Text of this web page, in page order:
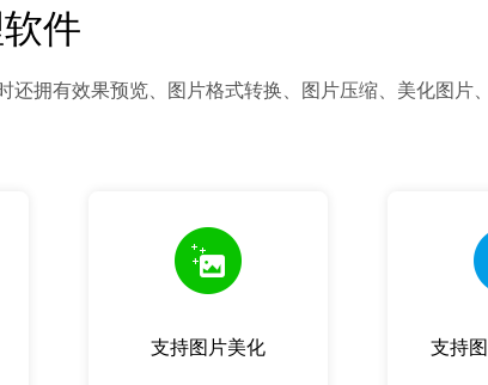
件
拥有效果预览、图片格式转换、图片压缩、美化图片
支持图片美化 支持